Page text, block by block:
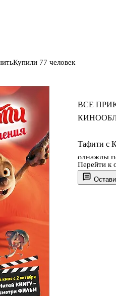
ВСЕ
Тафити с
однажды
кистеухий
Перейти к
Купили 77 человек